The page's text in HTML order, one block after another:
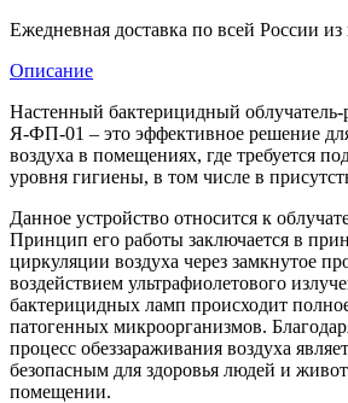
Ежедневная доставка по всей России из
Описание
Настенный бактерицидный облучатель-
Я-ФП-01 – это эффективное решение
воздуха в помещениях, где требуется
уровня гигиены, в том числе в
Данное устройство относится к
Принцип его работы заключается в
циркуляции воздуха через замкнутое
воздействием ультрафиолетового
бактерицидных ламп происходит
патогенных микроорганизмов.
процесс обеззараживания воздуха
безопасным для здоровья людей и
помещении.